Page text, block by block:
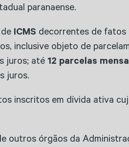
paranaense.
ICMS decorrentes de
inclusive objeto de
juros; até 12 parcelas
juros.
inscritos em dívida ativa
outros órgãos da